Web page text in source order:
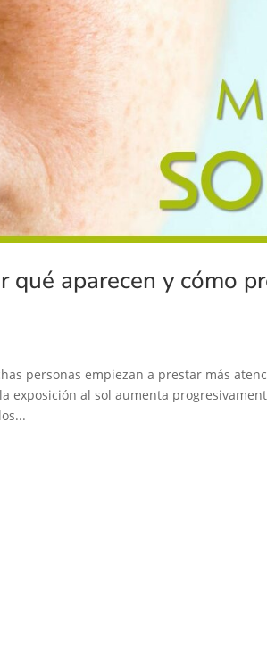
qué aparecen y cómo
personas empiezan a prestar más
exposición al sol aumenta